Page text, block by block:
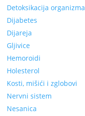
Detoksikacija organizma
Dijabetes
Dijareja
Gljivice
Hemoroidi
Holesterol
Kosti, mišići i zglobovi
Nervni sistem
Nesanica